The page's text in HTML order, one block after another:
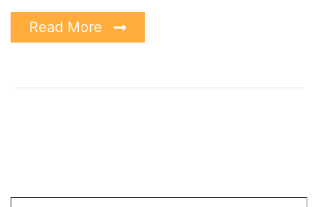
Read More
Escribe tu correo electrónico…